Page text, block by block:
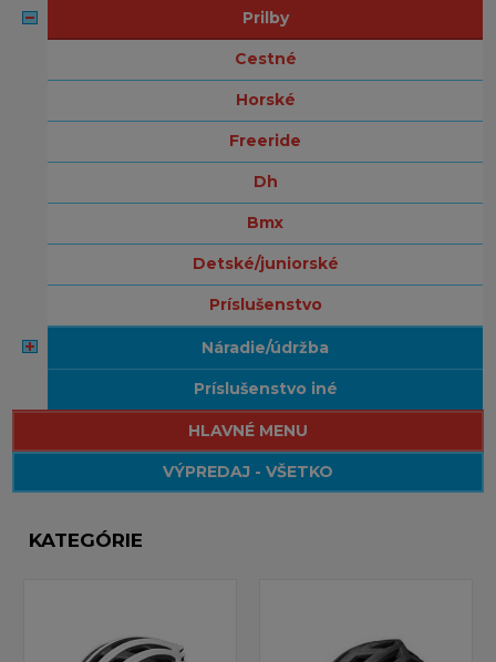
prilby
cestné
horské
freeride
dh
bmx
detské/juniorské
príslušenstvo
náradie/údržba
príslušenstvo iné
HLAVNÉ MENU
VÝPREDAJ - VŠETKO
KATEGÓRIE